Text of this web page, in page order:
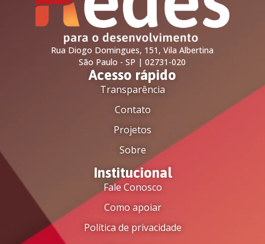
Rua Diogo Domingues, 151, Vila Albertina
São Paulo - SP | 02731-020
Acesso rápido
Transparência
Contato
Projetos
Sobre
Institucional
Fale Conosco
Como apoiar
Política de privacidade